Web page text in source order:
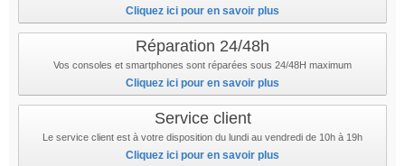
Cliquez ici pour en savoir plus
Réparation 24/48h
Vos consoles et smartphones sont réparées sous 24/48H maximum
Cliquez ici pour en savoir plus
Service client
Le service client est à votre disposition du lundi au vendredi de 10h à 19h
Cliquez ici pour en savoir plus